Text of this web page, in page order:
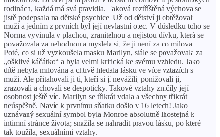
rodinách, každá má svá pravidla. Taková roztříštěná výchova se
jistě podepsala na dětské psychice. Už od dětství ji obtěžovali
muži a jedním z prvních byl její nevlastní otec. V důsledku toho se
Norma vyvinula v plachou, zranitelnou a nejistou dívku, která se
považovala za nehodnou a myslela si, že ji není za co milovat.
Poté, co si už vyzkoušela masku Marilyn, stále se považovala za
„ošklivé káčátko“ a byla velmi kritická ke svému vzhledu. Jako
dítě nebyla milována a chtivě hledala lásku ve více vztazích s
muži. Ale přitahovali ji ti, kteří si jí nevážili, ponižovali ji,
zrazovali a chovali se despoticky. Takové vztahy zničily její
osobnost ještě víc. Marilyn se třikrát vdala a všechny třikrát
neúspěšně. Navíc k prvnímu sňatku došlo v 16 letech! Jako
uznávaný sexuální symbol byla Monroe absolutně lhostejná k
intimní stránce života; snažila se nahradit pravou lásku, po které
tak toužila, sexuálními vztahy.